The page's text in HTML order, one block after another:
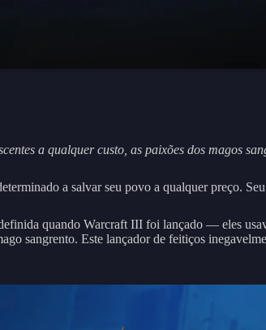
a qualquer custo, as paixões dos magos
a salvar seu povo a qualquer preço.
quando Warcraft III foi lançado — eles
sangrento. Este lançador de feitiços